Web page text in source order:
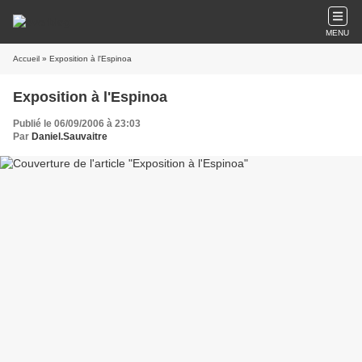
MENU
Accueil » Exposition à l'Espinoa
Exposition à l'Espinoa
Publié le 06/09/2006 à 23:03
Par Daniel.Sauvaitre